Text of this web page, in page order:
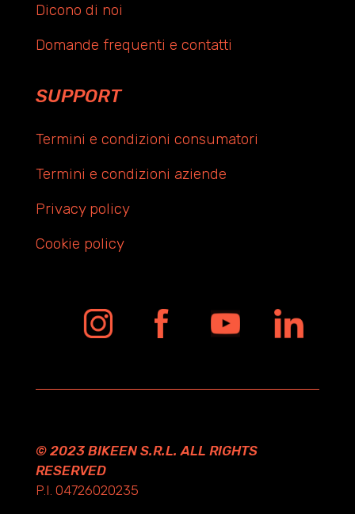
Dicono di noi
Domande frequenti e contatti
SUPPORT
Termini e condizioni consumatori
Termini e condizioni aziende
Privacy policy
Cookie policy
© 2023 BIKEEN S.R.L. ALL RIGHTS
RESERVED
P.I. 04726020235